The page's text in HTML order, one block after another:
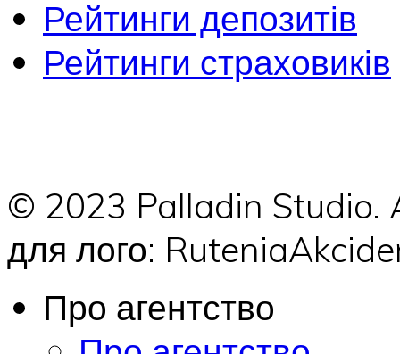
Рейтинги депозитів
Рейтинги страховиків
© 2023 Palladin
для лого:
Про агентство